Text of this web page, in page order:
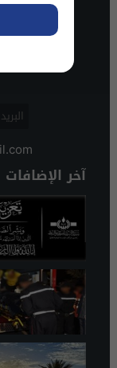
آخر الإضافات